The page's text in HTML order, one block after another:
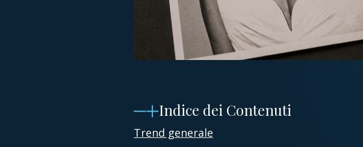
Indice dei Contenuti
Trend generale